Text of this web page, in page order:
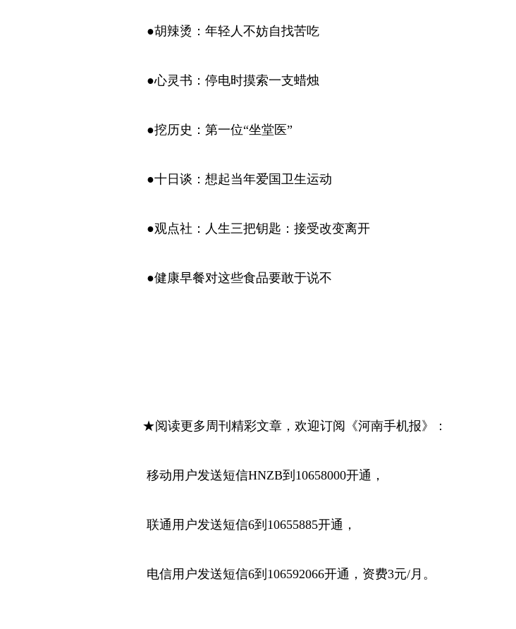
●胡辣烫：年轻人不妨自找苦吃
●心灵书：停电时摸索一支蜡烛
●挖历史：第一位“坐堂医”
●十日谈：想起当年爱国卫生运动
●观点社：人生三把钥匙：接受改变离开
●健康早餐对这些食品要敢于说不
★阅读更多周刊精彩文章，欢迎订阅《河南手机报》：
移动用户发送短信HNZB到10658000开通，
联通用户发送短信6到10655885开通，
电信用户发送短信6到106592066开通，资费3元/月。